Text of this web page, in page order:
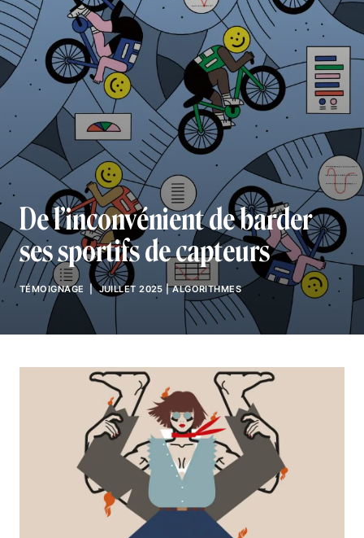
De l’inconvénient de barder
ses sportifs de capteurs
TÉMOIGNAGE | JUILLET 2025 |ALGORITHMES